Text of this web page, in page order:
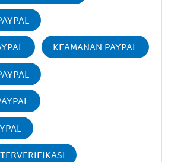
KEAMANAN PAYPAL